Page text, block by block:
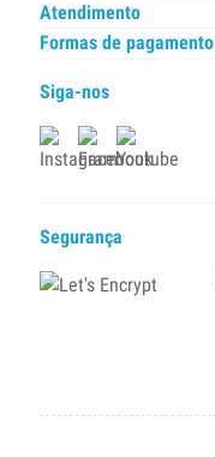
Atendimento
Formas de pagamento
Siga-nos
Segurança